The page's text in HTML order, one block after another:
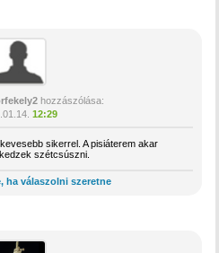
hozzászólása:
12:29
sikerrel. A pisiáterem akar
szétcsúszni.
ha válaszolni szeretne